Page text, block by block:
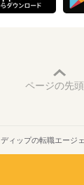
ページの先
ディップの転職エージ